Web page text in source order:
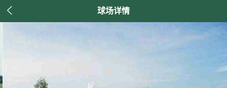
 球场详情